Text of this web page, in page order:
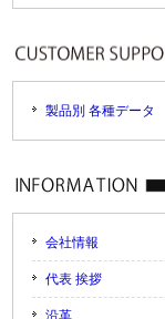
製品別 各種データ
会社情報
代表 挨拶
沿革